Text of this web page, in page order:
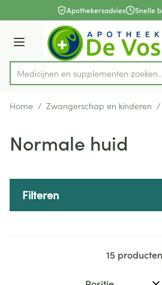
Ga naar de inhoudApothekersadvies Snelle
Menu
Product, merk, categorie...
Medicijnen en supplementen zoeken.
Home / Zwangerschap en kinderen /
Normale huid
Filteren
15 producten